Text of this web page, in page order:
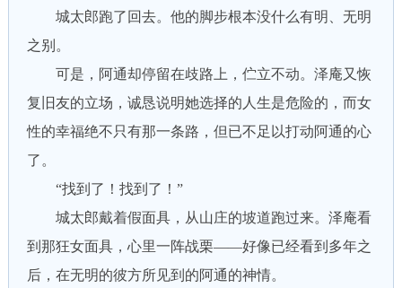
城太郎跑了回去。他的脚步根本没什么有明、无明
之别。
可是，阿通却停留在歧路上，伫立不动。泽庵又恢
复旧友的立场，诚恳说明她选择的人生是危险的，而女
性的幸福绝不只有那一条路，但已不足以打动阿通的心
了。
“找到了！找到了！”
城太郎戴着假面具，从山庄的坡道跑过来。泽庵看
到那狂女面具，心里一阵战栗——好像已经看到多年之
后，在无明的彼方所见到的阿通的神情。